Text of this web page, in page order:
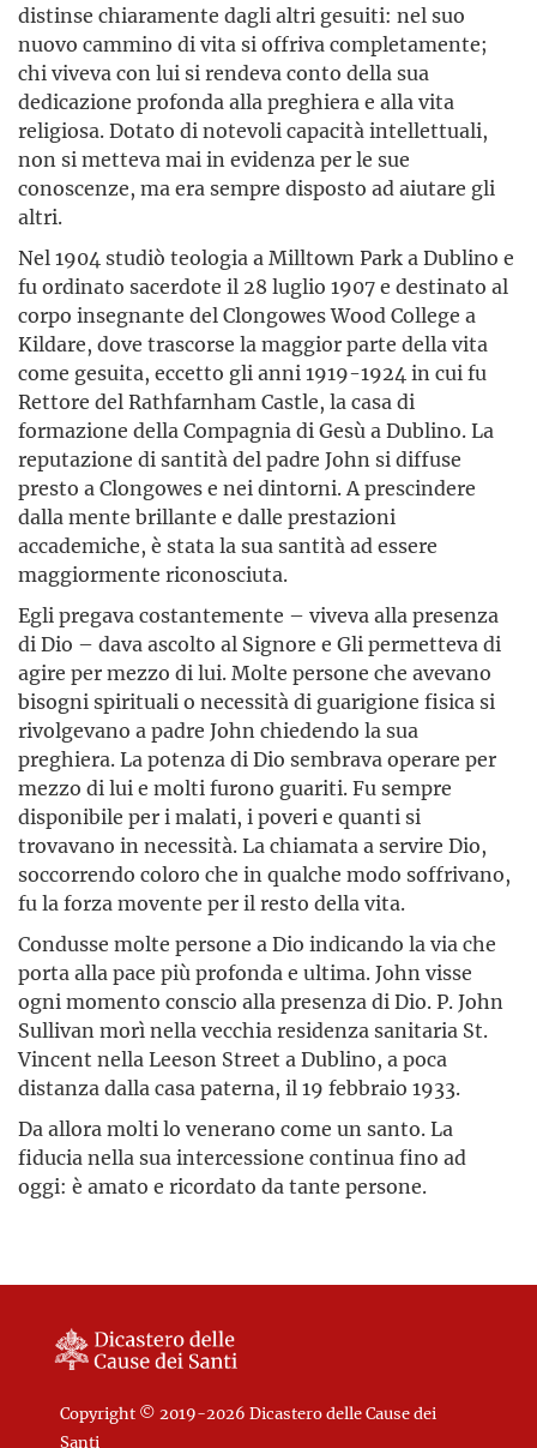
distinse chiaramente dagli altri gesuiti: nel suo
nuovo cammino di vita si offriva completamente;
chi viveva con lui si rendeva conto della sua
dedicazione profonda alla preghiera e alla vita
religiosa. Dotato di notevoli capacità intellettuali,
non si metteva mai in evidenza per le sue
conoscenze, ma era sempre disposto ad aiutare gli
altri.
Nel 1904 studiò teologia a Milltown Park a Dublino e
fu ordinato sacerdote il 28 luglio 1907 e destinato al
corpo insegnante del Clongowes Wood College a
Kildare, dove trascorse la maggior parte della vita
come gesuita, eccetto gli anni 1919-1924 in cui fu
Rettore del Rathfarnham Castle, la casa di
formazione della Compagnia di Gesù a Dublino. La
reputazione di santità del padre John si diffuse
presto a Clongowes e nei dintorni. A prescindere
dalla mente brillante e dalle prestazioni
accademiche, è stata la sua santità ad essere
maggiormente riconosciuta.
Egli pregava costantemente – viveva alla presenza
di Dio – dava ascolto al Signore e Gli permetteva di
agire per mezzo di lui. Molte persone che avevano
bisogni spirituali o necessità di guarigione fisica si
rivolgevano a padre John chiedendo la sua
preghiera. La potenza di Dio sembrava operare per
mezzo di lui e molti furono guariti. Fu sempre
disponibile per i malati, i poveri e quanti si
trovavano in necessità. La chiamata a servire Dio,
soccorrendo coloro che in qualche modo soffrivano,
fu la forza movente per il resto della vita.
Condusse molte persone a Dio indicando la via che
porta alla pace più profonda e ultima. John visse
ogni momento conscio alla presenza di Dio. P. John
Sullivan morì nella vecchia residenza sanitaria St.
Vincent nella Leeson Street a Dublino, a poca
distanza dalla casa paterna, il 19 febbraio 1933.
Da allora molti lo venerano come un santo. La
fiducia nella sua intercessione continua fino ad
oggi: è amato e ricordato da tante persone.
Copyright © 2019-2026 Dicastero delle Cause dei
Santi